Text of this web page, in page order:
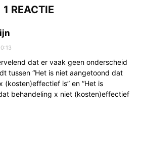
1 REACTIE
dat er vaak geen onderscheid
tussen “Het is niet aangetoond dat
(kosten)effectief is” en “Het is
behandeling x niet (kosten)effectief